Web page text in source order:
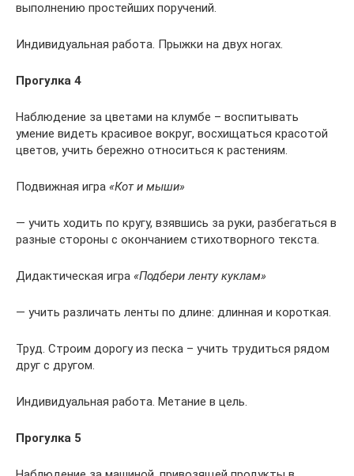
выполнению простейших поручений.
Индивидуальная работа. Прыжки на двух ногах.
Прогулка 4
Наблюдение за цветами на клумбе – воспитывать
умение видеть красивое вокруг, восхищаться красотой
цветов, учить бережно относиться к растениям.
Подвижная игра «Кот и мыши»
— учить ходить по кругу, взявшись за руки, разбегаться в
разные стороны с окончанием стихотворного текста.
Дидактическая игра «Подбери ленту куклам»
— учить различать ленты по длине: длинная и короткая.
Труд. Строим дорогу из песка – учить трудиться рядом
друг с другом.
Индивидуальная работа. Метание в цель.
Прогулка 5